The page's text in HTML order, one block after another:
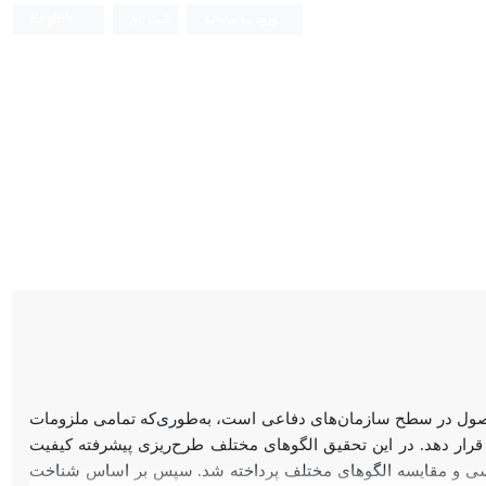
در سطح سازمان‌های دفاعی است، به‌طوری‌که تمامی ملزومات
دهد. در این تحقیق الگوهای مختلف طرح‌ریزی پیشرفته کیفیت
و مقایسه الگوهای مختلف پرداخته شد. سپس بر اساس شناخت